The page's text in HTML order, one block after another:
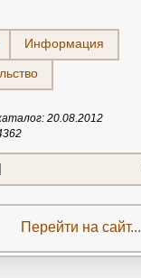
Информация
20.08.2012
Перейти на сайт...